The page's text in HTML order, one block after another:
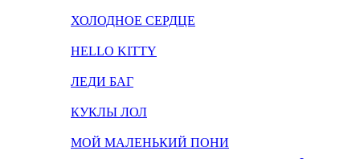
ХОЛОДНОЕ СЕРДЦЕ
HELLO KITTY
ЛЕДИ БАГ
КУКЛЫ ЛОЛ
МОЙ МАЛЕНЬКИЙ ПОНИ